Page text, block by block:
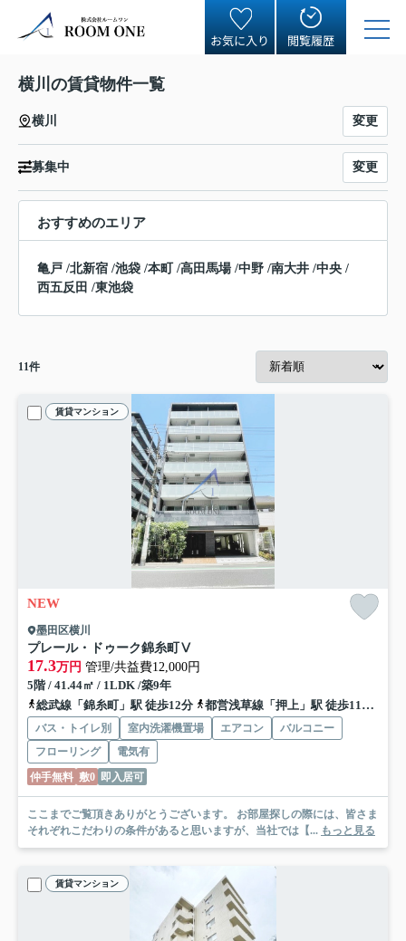
お気に入り 閲覧履歴
横川の賃貸物件一覧
横川 変更
募集中 変更
おすすめのエリア
亀戸 /北新宿 /池袋 /本町/高田馬場/中野 /南大井 /中央 /
西五反田 /東池袋
11件
賃貸マンション
NEW
墨田区横川
プレール・ドゥーク錦糸町Ⅴ
17.3万円 管理/共益費12,000円
5階 / 41.44㎡ / 1LDK /築9年
総武線「錦糸町」駅 徒歩12分
都営浅草線「押上」駅 徒歩11分
バス・トイレ別 室内洗濯機置場 エアコン
バルコニー
フローリング
電気有
仲手無料 敷0 即入居可
ここまでご覧頂きありがとうございます。 お部屋探しの際には、皆さま
それぞれこだわりの条件があると思いますが、当社では【... もっと見る
賃貸マンション